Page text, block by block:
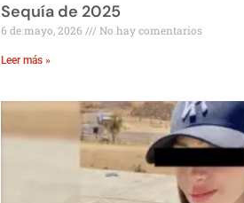
Sequía de 2025
6 de mayo, 2026 No hay comentarios
Leer más »